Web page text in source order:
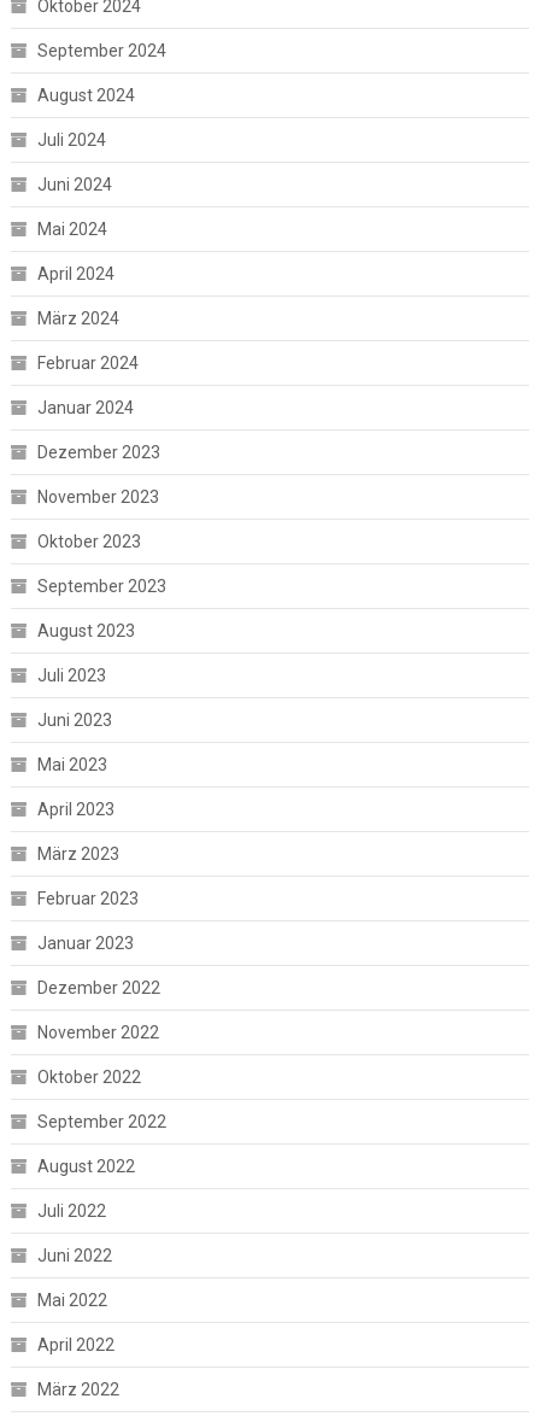
Oktober 2024
September 2024
August 2024
Juli 2024
Juni 2024
Mai 2024
April 2024
März 2024
Februar 2024
Januar 2024
Dezember 2023
November 2023
Oktober 2023
September 2023
August 2023
Juli 2023
Juni 2023
Mai 2023
April 2023
März 2023
Februar 2023
Januar 2023
Dezember 2022
November 2022
Oktober 2022
September 2022
August 2022
Juli 2022
Juni 2022
Mai 2022
April 2022
März 2022